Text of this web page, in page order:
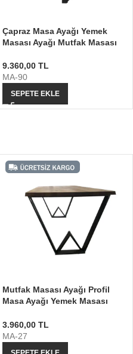
Çapraz Masa Ayağı Yemek
Masası Ayağı Mutfak Masası
9.360,00 TL
MA-90
SEPETE EKLE
Mutfak Masası Ayağı Profil
Masa Ayağı Yemek Masası
3.960,00 TL
MA-27